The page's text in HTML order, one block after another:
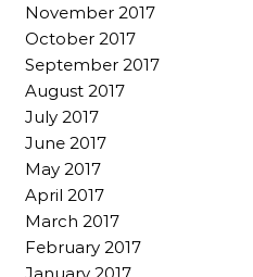
November 2017
October 2017
September 2017
August 2017
July 2017
June 2017
May 2017
April 2017
March 2017
February 2017